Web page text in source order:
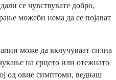
се чувствувате добро,
можеби нема да се појават
може да вклучуваат силна
на срцето или отежнато
од овие симптоми, веднаш